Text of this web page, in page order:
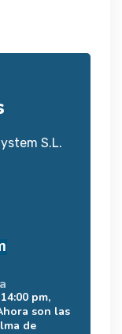
S.L.
pm,
son las
de